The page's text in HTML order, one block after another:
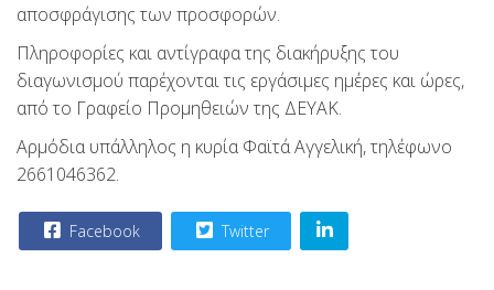
αποσφράγισης των προσφορών.
Πληροφορίες και αντίγραφα της διακήρυξης του
διαγωνισμού παρέχονται τις εργάσιμες ημέρες και ώρες,
από το Γραφείο Προμηθειών της ΔΕΥΑΚ.
Αρμόδια υπάλληλος η κυρία Φαϊτά Αγγελική, τηλέφωνο
2661046362.
Facebook Twitter